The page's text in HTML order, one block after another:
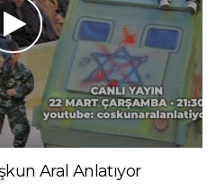
Aral Anlatıyor